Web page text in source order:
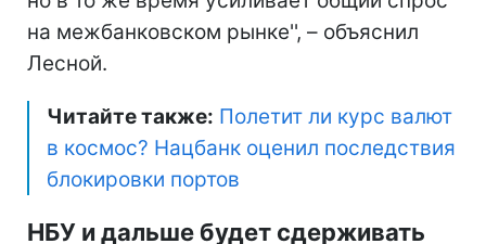
на межбанковском рынке'', – объяснил
Лесной.
Читайте также: Полетит ли курс валют
в космос? Нацбанк оценил последствия
блокировки портов
НБУ и дальше будет сдерживать